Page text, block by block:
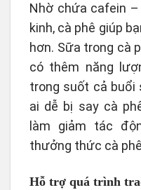
Nhờ chứa cafein
kinh, cà phê giúp
hơn. Sữa trong cà
có thêm năng
trong suốt cả buổi
ai dễ bị say cà
làm giảm tác
thưởng thức cà
Hỗ trợ quá trình